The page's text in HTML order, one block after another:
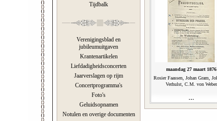
Tijdbalk
Verenigingsblad en
jubileumuitgaven
Krantenartikelen
Liefdadigheidsconcerten
Jaarverslagen op rijm
Concertprogramma's
Foto's
Geluidsopnamen
Notulen en overige documenten
maandag 27 maart 1876
Rosier Faassen, Johan Gram,
Verhulst, C.M. von Weber